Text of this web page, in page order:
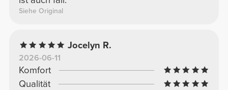
Siehe Original
Jocelyn R.
2026-06-11
Komfort
Qualität